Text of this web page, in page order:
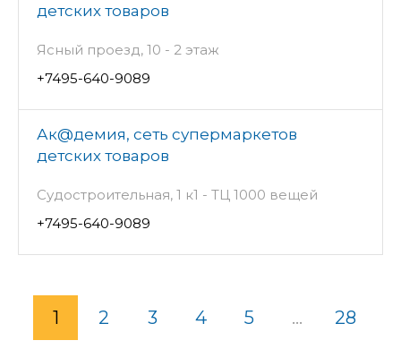
детских товаров
Ясный проезд, 10 - 2 этаж
+7495-640-9089
Ак@демия, сеть супермаркетов
детских товаров
Судостроительная, 1 к1 - ТЦ 1000 вещей
+7495-640-9089
1 2 3 4 5 ... 28